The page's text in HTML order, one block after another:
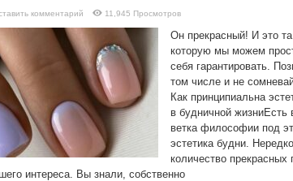
комментарий 11,945 Просмотров
Он прекрасный! И это
которую мы можем
себя гарантировать.
том числе и не
Как принципиальна
в будничной жизниЕсть
ветка философии под
эстетика будни.
количество прекрасных
интереса. Вы знали, собственно